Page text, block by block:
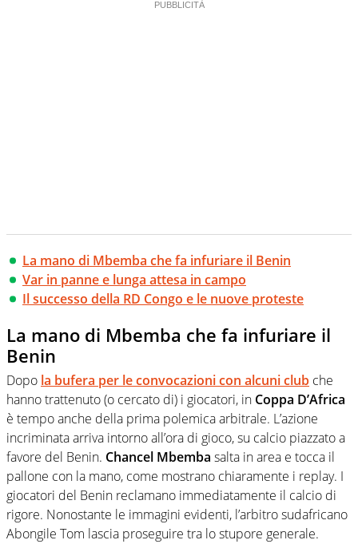
La mano di Mbemba che fa infuriare il Benin
Var in panne e lunga attesa in campo
Il successo della RD Congo e le nuove proteste
La mano di Mbemba che fa infuriare il
Benin
Dopo la bufera per le convocazioni con alcuni club che
hanno trattenuto (o cercato di) i giocatori, in Coppa D’Africa
è tempo anche della prima polemica arbitrale. L’azione
incriminata arriva intorno all’ora di gioco, su calcio piazzato a
favore del Benin. Chancel Mbemba salta in area e tocca il
pallone con la mano, come mostrano chiaramente i replay. I
giocatori del Benin reclamano immediatamente il calcio di
rigore. Nonostante le immagini evidenti, l’arbitro sudafricano
Abongile Tom lascia proseguire tra lo stupore generale.